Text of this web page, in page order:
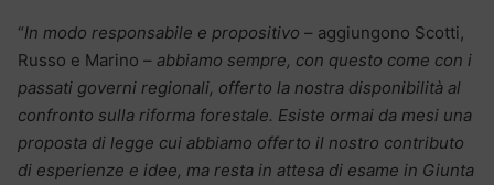
“In modo responsabile e propositivo – aggiungono Scotti,
Russo e Marino – abbiamo sempre, con questo come con i
passati governi regionali, offerto la nostra disponibilità al
confronto sulla riforma forestale. Esiste ormai da mesi una
proposta di legge cui abbiamo offerto il nostro contributo
di esperienze e idee, ma resta in attesa di esame in Giunta